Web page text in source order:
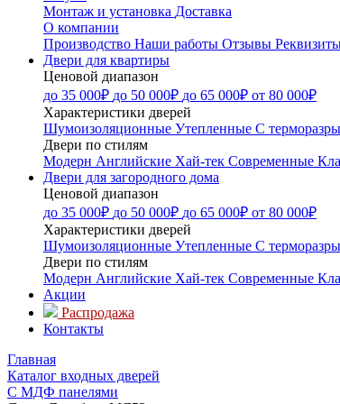
Монтаж и установка Доставка
О компании
Производство Наши работы Отзывы
Двери для квартиры
Ценовой диапазон
до 35 000₽ до 50 000₽ до 65 000₽ от 80 000₽
Характеристики дверей
Шумоизоляционные Утепленные С
Двери по стилям
Модерн Английские Хай-тек Современные
Двери для загородного дома
Ценовой диапазон
до 35 000₽ до 50 000₽ до 65 000₽ от 80 000₽
Характеристики дверей
Шумоизоляционные Утепленные С
Двери по стилям
Модерн Английские Хай-тек Современные
Акции
Распродажа
Контакты
Главная
Каталог входных дверей
С МДФ панелями